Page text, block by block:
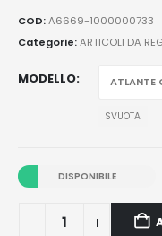
COD:A6669-1000000733
Categorie:ARTICOLI DA
MODELLO
SVUOTA
DISPONIBILE